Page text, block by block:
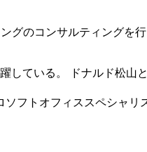
のコンサルティングを
ている。 ドナルド松
フトオフィススペシャリ